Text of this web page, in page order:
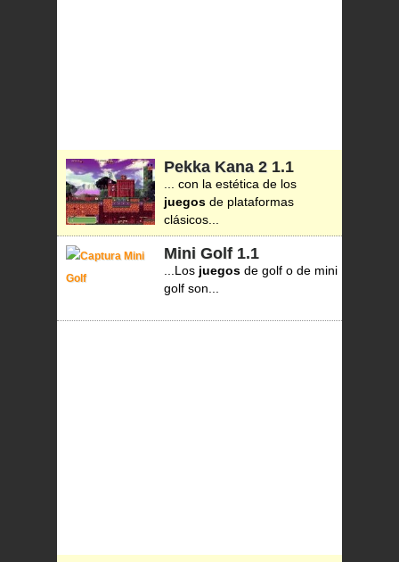
Pekka Kana 2 1.1
... con la estética de los
juegos de plataformas
clásicos...
Mini Golf1.1
...Los juegos de golf o de mini
golf son...